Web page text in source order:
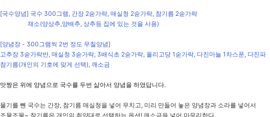
[국수양념] 국수 300그램, 간장 2숟가락, 매실청 2숟가락, 참기름 2숟가락
채소(양상추,양배추, 상추등 집에 있는 것을 사용)
[양념장 - 300그램씩 2번 정도 무칠양념]
고추장 3숟가락반, 매실청 3숟가락, 3배식초 2숟가락, 올리고당 1숟가락, 다진마늘 1차스푼, 다진파
참기름(개인의 기호에 맞게 선택), 깨소금
맛짱은 위에 양념으로 국수를 두번 삶아서 양념을 하였답니다.
물기를 뺀 국수는 간장, 참기름 매실청을 넣어 무치고, 미리 만들어 놓은 양념장과 소라를 넣어서
조물조물~ 참기름은 개인의 취양대로 선택하는 옵션! 깨소금을 넣어 마무리한다.